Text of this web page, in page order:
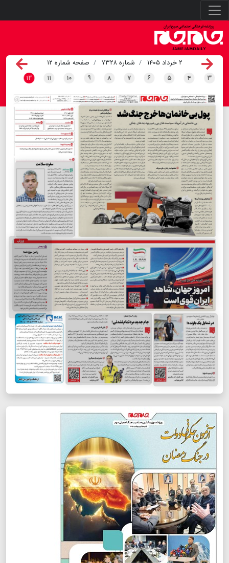
۲ خرداد ۱۴۰۵ شماره ۷۳۲۸
صفحه شماره ۱۲
۳ ۴ ۵ ۶ ۷ ۸ ۹ ۱۰ ۱۱ ۱۲